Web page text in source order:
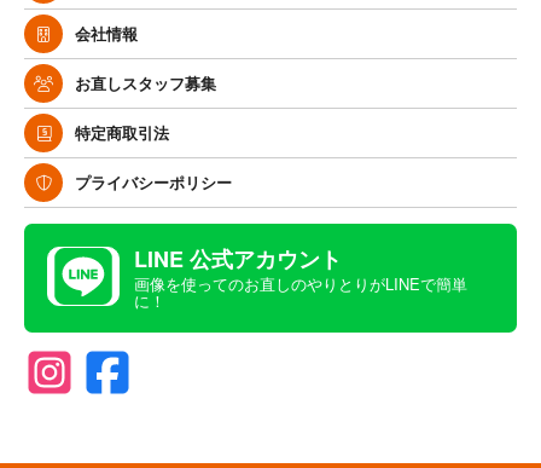
会社情報
お直しスタッフ募集
特定商取引法
プライバシーポリシー
LINE 公式アカウント
画像を使ってのお直しのやりとりがLINEで簡単
に！